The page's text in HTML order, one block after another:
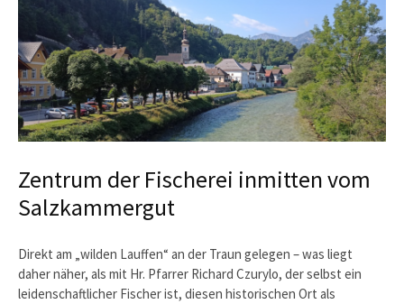
Zentrum der Fischerei inmitten vom
Salzkammergut
Direkt am „wilden Lauffen“ an der Traun gelegen – was liegt
daher näher, als mit Hr. Pfarrer Richard Czurylo, der selbst ein
leidenschaftlicher Fischer ist, diesen historischen Ort als